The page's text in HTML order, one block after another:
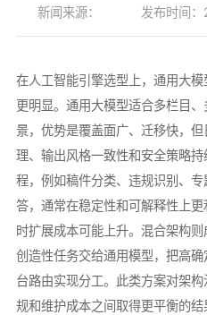
新闻来源： 发布时间
在人工智能引擎选型上，通用大
更明显。通用大模型适合多栏目
景，优势是覆盖面广、迁移快，
理、输出风格一致性和安全策略
程，例如稿件分类、违规识别、专
答，通常在稳定性和可解释性上
时扩展成本可能上升。混合架构
创造性任务交给通用模型，把高
台路由实现分工。此类方案对架
规和维护成本之间取得更平衡的结